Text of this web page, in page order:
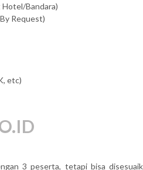
Bandara)
Request)
etc)
3 peserta, tetapi bisa